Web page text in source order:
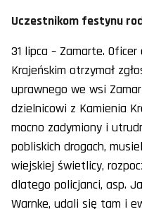
Uczestnikom festynu
31 lipca – Zamarte.
Krajeńskim otrzymał
uprawnego we wsi
dzielnicowi z Kamienia
mocno zadymiony i
pobliskich drogach,
wiejskiej świetlicy,
dlatego policjanci, asp.
Warnke, udali się tam i